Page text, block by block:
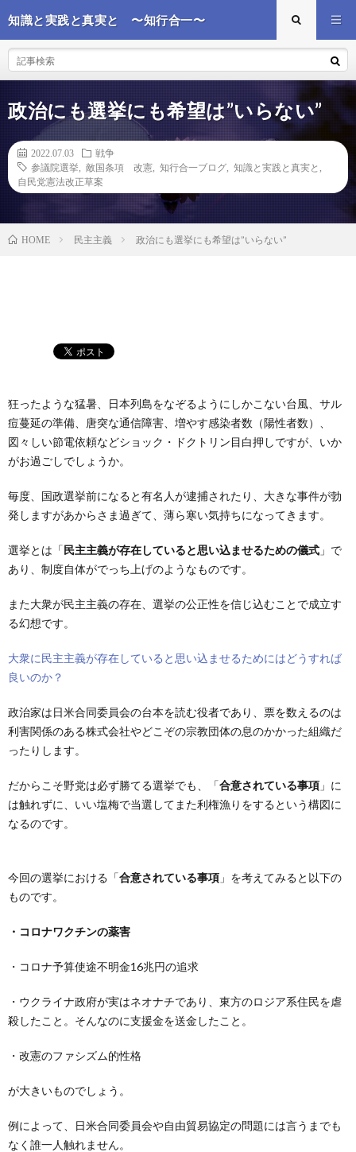
知識と実践と真実と 〜知行合一〜
政治にも選挙にも希望は”いらない”
2022.07.03
戦争
参議院選挙
敵国条項 改憲 知行合一ブログ 知識と実践と真実と
自民党憲法改正草案
HOME 民主主義 政治にも選挙にも希望は”いらない”
狂ったような猛暑、日本列島をなぞるようにしかこない台風、サル
痘蔓延の準備、唐突な通信障害、増やす感染者数（陽性者数）、
図々しい節電依頼などショック・ドクトリン目白押しですが、いか
がお過ごしでしょうか。
毎度、国政選挙前になると有名人が逮捕されたり、大きな事件が勃
発しますがあからさま過ぎて、薄ら寒い気持ちになってきます。
選挙とは「民主主義が存在していると思い込ませるための儀式 」で
あり、制度自体がでっち上げのようなものです。
また大衆が民主主義の存在、選挙の公正性を信じ込むことで成立す
る幻想です。
大衆に民主主義が存在していると思い込ませるためにはどうすれば
良いのか？
政治家は日米合同委員会の台本を読む役者であり、票を数えるのは
利害関係のある株式会社やどこぞの宗教団体の息のかかった組織だ
ったりします。
だからこそ野党は必ず勝てる選挙でも、「合意されている事項 」に
は触れずに、いい塩梅で当選してまた利権漁りをするという構図に
なるのです。
今回の選挙における「合意されている事項 」を考えてみると以下の
ものです。
・コロナワクチンの薬害
・コロナ予算使途不明金16兆円の追求
・ウクライナ政府が実はネオナチであり、東方のロジア系住民を虐
殺したこと。そんなのに支援金を送金したこと。
・改憲のファシズム的性格
が大きいものでしょう。
例によって、日米合同委員会や自由貿易協定の問題には言うまでも
なく誰一人触れません。